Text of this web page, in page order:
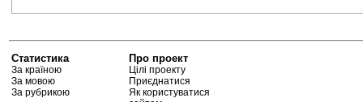
Статистика
За країною
За мовою
За рубрикою
Про проект
Цілі проекту
Приєднатися
Як користуватися